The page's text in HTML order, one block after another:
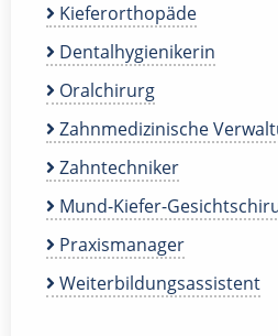
Kieferorthopäde
Dentalhygienikerin
Oralchirurg
Zahnmedizinische
Zahntechniker
Mund-Kiefer-
Praxismanager
Weiterbildungsassistent